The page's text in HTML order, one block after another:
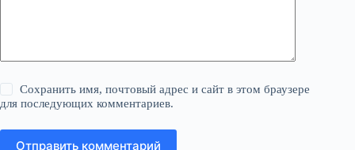
Сохранить имя, почтовый адрес и сайт в этом браузере
для последующих комментариев.
Отправить комментарий